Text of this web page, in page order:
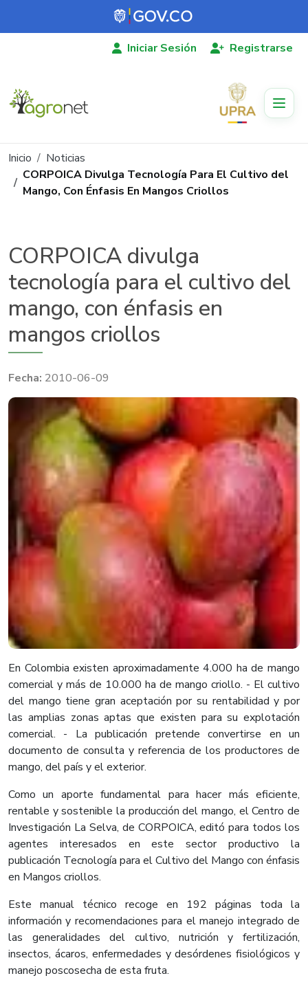
Pasar al contenido principal
Iniciar Sesión Registrarse
Ruta de navegación
Inicio
Noticias
CORPOICA Divulga Tecnología Para El Cultivo del
Mango, Con Énfasis En Mangos Criollos
CORPOICA divulga
tecnología para el cultivo del
mango, con énfasis en
mangos criollos
2010-06-09
En Colombia existen aproximadamente 4.000 ha de mango
comercial y más de 10.000 ha de mango criollo. - El cultivo
del mango tiene gran aceptación por su rentabilidad y por
las amplias zonas aptas que existen para su explotación
comercial. - La publicación pretende convertirse en un
documento de consulta y referencia de los productores de
mango, del país y el exterior.
Como un aporte fundamental para hacer más eficiente,
rentable y sostenible la producción del mango, el Centro de
Investigación La Selva, de CORPOICA, editó para todos los
agentes interesados en este sector productivo la
publicación Tecnología para el Cultivo del Mango con énfasis
en Mangos criollos.
Este manual técnico recoge en 192 páginas toda la
información y recomendaciones para el manejo integrado de
las generalidades del cultivo, nutrición y fertilización,
insectos, ácaros, enfermedades y desórdenes fisiológicos y
manejo poscosecha de esta fruta.